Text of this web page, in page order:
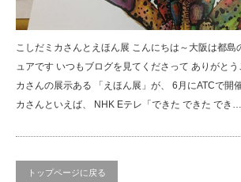
こしだミカさんとえほん展 こんにちは～大阪は都島
ュアです いつもブログを見てくださって ありがとう
カさんの展示ある 「えほん展」が、 6月にATCで開
カさんといえば、 NHK Eテレ「できた できた でき…
トップページに戻る